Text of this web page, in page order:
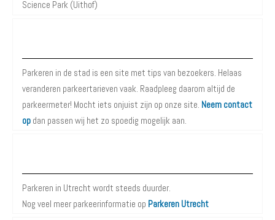
Science Park (Uithof)
Parkeren in de stad is een site met tips van bezoekers. Helaas
veranderen parkeertarieven vaak. Raadpleeg daarom altijd de
parkeermeter! Mocht iets onjuist zijn op onze site. Neem contact
op dan passen wij het zo spoedig mogelijk aan.
Parkeren in Utrecht wordt steeds duurder.
Nog veel meer parkeerinformatie op Parkeren Utrecht